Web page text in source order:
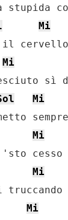
stupida
Mi
Mi
sì
Mi
Mi
'sto
Mi
Mi